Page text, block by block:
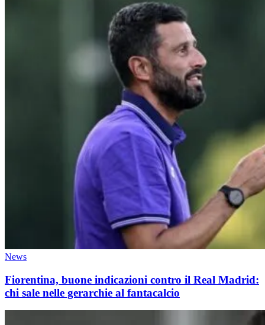
News
Fiorentina, buone indicazioni contro il Real Madrid:
chi sale nelle gerarchie al fantacalcio